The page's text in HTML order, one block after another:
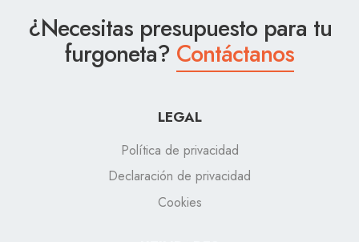
¿Necesitas presupuesto para tu
furgoneta? Contáctanos
LEGAL
Política de privacidad
Declaración de privacidad
Cookies